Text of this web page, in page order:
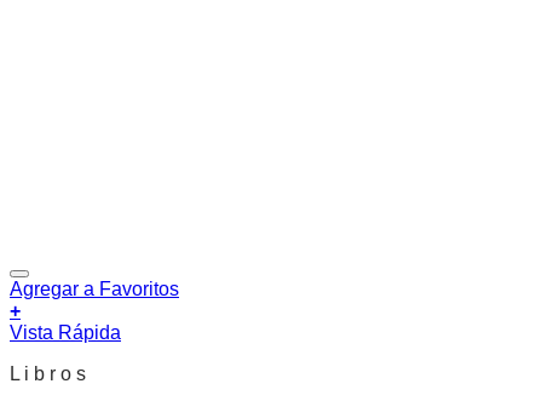
Agregar a Favoritos
+
Vista Rápida
L i b r o s